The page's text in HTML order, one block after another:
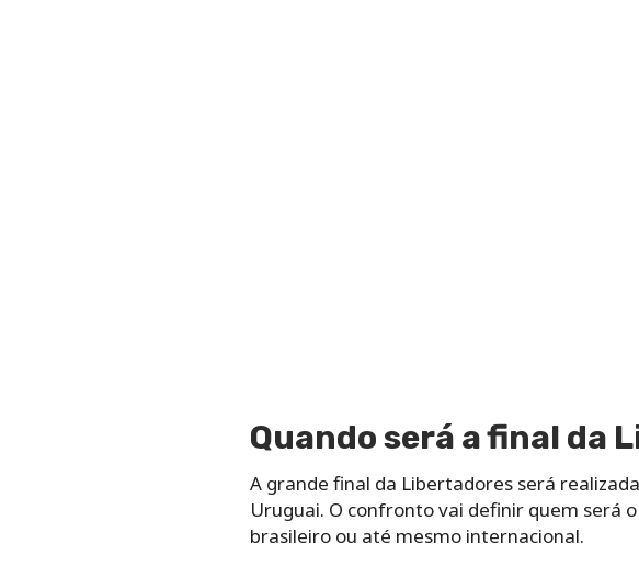
Quando será a final da
A grande final da Libertadores será
Uruguai. O confronto vai definir quem será
brasileiro ou até mesmo internacional.